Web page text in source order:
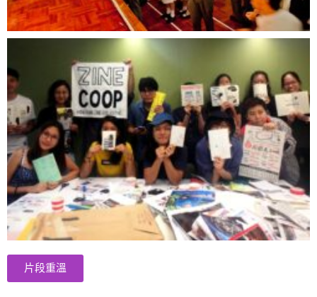
片段重溫